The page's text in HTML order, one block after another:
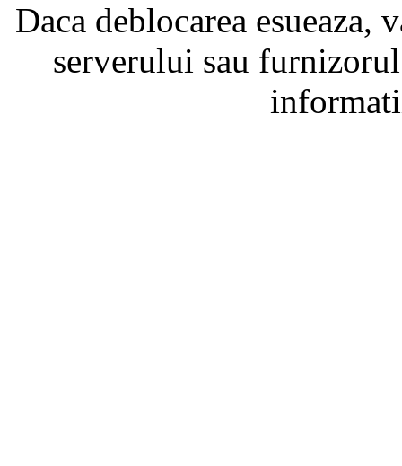
Daca deblocarea
serverului sau